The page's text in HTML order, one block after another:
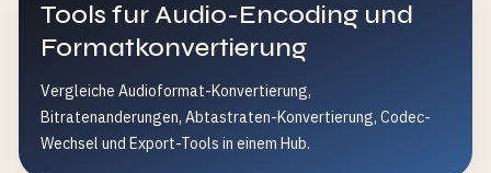
Tools fur Audio-Encoding und
Formatkonvertierung
Vergleiche Audioformat-Konvertierung,
Bitratenanderungen, Abtastraten-Konvertierung, Codec-
Wechsel und Export-Tools in einem Hub.